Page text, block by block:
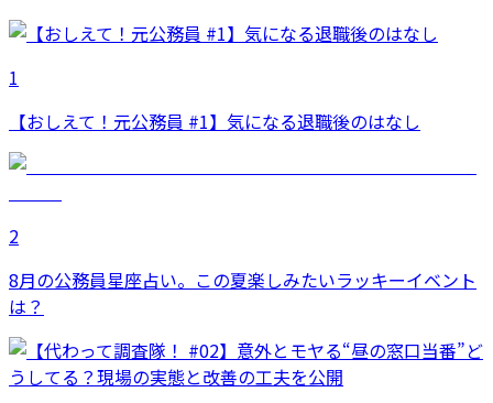
1
【おしえて！元公務員 #1】気になる退職後のはなし
2
8月の公務員星座占い。この夏楽しみたいラッキーイベント
は？